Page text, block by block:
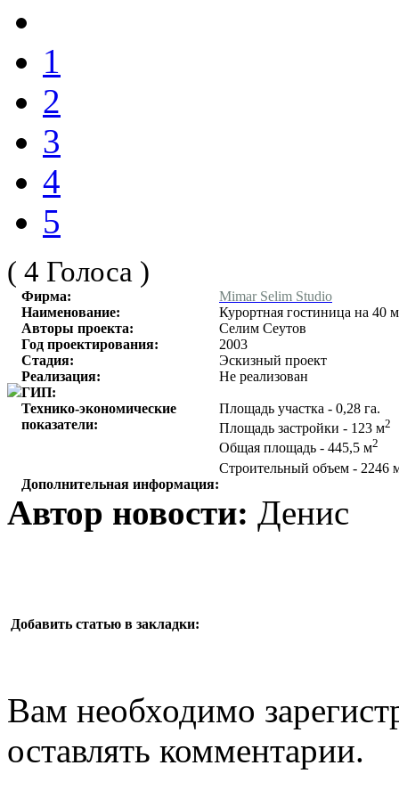
1
2
3
4
5
( 4 Голоса )
Фирма:
Mimar Selim Studio
Наименование:
Курортная гостиница на 40
Авторы проекта:
Селим Сеутов
Год проектирования:
2003
Стадия:
Эскизный проект
Реализация:
Не реализован
ГИП:
Технико-экономические
показатели:
Площадь участка - 0,28 га.
Площадь застройки - 123 м2
Общая площадь - 445,5 м2
Строительный объем - 2246
Дополнительная информация:
Автор новости: Денис
Добавить статью в закладки:
Вам необходимо
оставлять комментарии.